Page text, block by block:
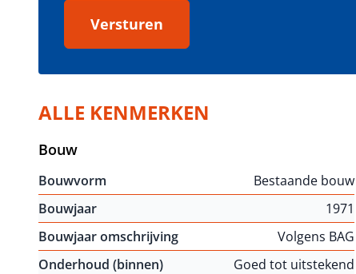
Versturen
ALLE KENMERKEN
Bouw
Bouwvorm
Bestaande bouw
Bouwjaar
1971
Bouwjaar omschrijving
Volgens BAG
Onderhoud (binnen)
Goed tot uitstekend